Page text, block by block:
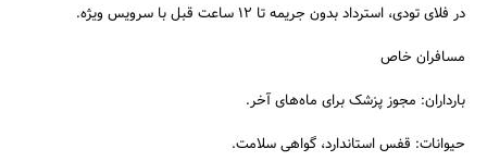
در فلای تودی، استرداد بدون جریمه تا ۱۲ ساعت قبل با سرویس ویژه.
مسافران خاص
بارداران: مجوز پزشک برای ماه‌های آخر.
حیوانات: قفس استاندارد، گواهی سلامت.